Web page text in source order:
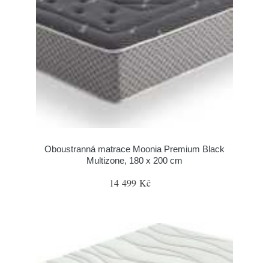
Oboustranná matrace Moonia Premium Black
Multizone, 180 x 200 cm
14 499 Kč